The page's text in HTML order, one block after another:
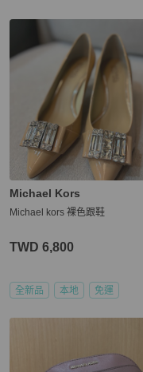
Michael Kors
Michael kors 裸色跟鞋
TWD 6,800
全新品 本地 免運